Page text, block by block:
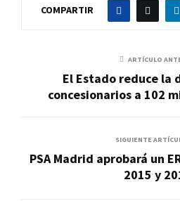
COMPARTIR
ARTÍCULO
El Estado reduce la
concesionarios a 102
SIGUIENTE
PSA Madrid aprobará un
2015 y